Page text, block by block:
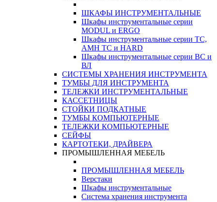
ШКАФЫ ИНСТРУМЕНТАЛЬНЫЕ
Шкафы инструментальные серии
MODUL и ERGO
Шкафы инструментальные серии ТС,
АМН ТС и HARD
Шкафы инструментальные серии ВС и
ВЛ
СИСТЕМЫ ХРАНЕНИЯ ИНСТРУМЕНТА
ТУМБЫ ДЛЯ ИНСТРУМЕНТА
ТЕЛЕЖКИ ИНСТРУМЕНТАЛЬНЫЕ
КАССЕТНИЦЫ
СТОЙКИ ПОДКАТНЫЕ
ТУМБЫ КОМПЬЮТЕРНЫЕ
ТЕЛЕЖКИ КОМПЬЮТЕРНЫЕ
СЕЙФЫ
КАРТОТЕКИ, ДРАЙВЕРА
ПРОМЫШЛЕННАЯ МЕБЕЛЬ
ПРОМЫШЛЕННАЯ МЕБЕЛЬ
Верстаки
Шкафы инструментальные
Система хранения инструмента